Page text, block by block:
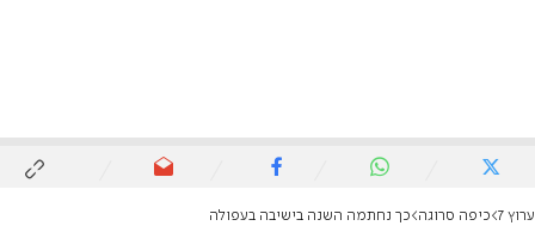
ערוץ 7 כיפה סרוגה כך נחתמה השנה בישיבה בעפולה